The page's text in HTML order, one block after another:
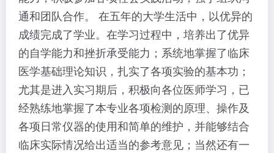
通和团队合作。 在五年的大学生活中，以优异的
成绩完成了学业。在学习过程中，培养出了优异
的自学能力和挫折承受能力；系统地掌握了临床
医学基础理论知识，扎实了各项实验的基本功；
尤其是进入实习期后，积极向各位医师学习，已
经熟练地掌握了本专业各项检测的原理、操作及
各项日常仪器的使用和简单的维护，并能够结合
临床实际情况给出适当的参考意见；当然还有一